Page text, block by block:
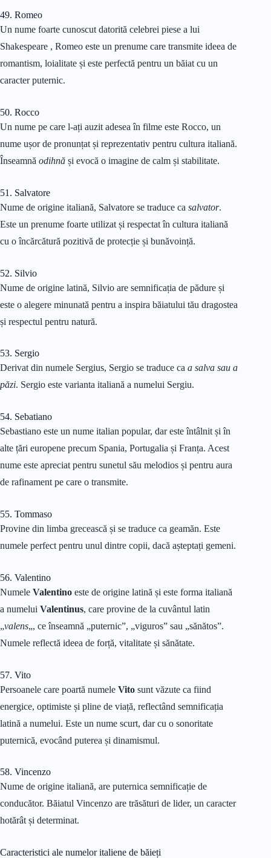
49. Romeo
Un nume foarte cunoscut datorită celebrei piese a lui
Shakespeare , Romeo este un prenume care transmite ideea de
romantism, loialitate și este perfectă pentru un băiat cu un
caracter puternic.
50. Rocco
Un nume pe care l-ați auzit adesea în filme este Rocco, un
nume ușor de pronunțat și reprezentativ pentru cultura italiană.
Înseamnă odihnă și evocă o imagine de calm și stabilitate.
51. Salvatore
Nume de origine italiană, Salvatore se traduce ca salvator.
Este un prenume foarte utilizat și respectat în cultura italiană
cu o încărcătură pozitivă de protecție și bunăvoință.
52. Silvio
Nume de origine latină, Silvio are semnificația de pădure și
este o alegere minunată pentru a inspira băiatului tău dragostea
și respectul pentru natură.
53. Sergio
Derivat din numele Sergius, Sergio se traduce ca a salva sau a
păzi. Sergio este varianta italiană a numelui Sergiu.
54. Sebatiano
Sebastiano este un nume italian popular, dar este întâlnit și în
alte țări europene precum Spania, Portugalia și Franța. Acest
nume este apreciat pentru sunetul său melodios și pentru aura
de rafinament pe care o transmite.
55. Tommaso
Provine din limba grecească și se traduce ca geamăn. Este
numele perfect pentru unul dintre copii, dacă așteptați gemeni.
56. Valentino
Numele Valentino este de origine latină și este forma italiană
a numelui Valentinus, care provine de la cuvântul latin
„valens„, ce înseamnă „puternic”, „viguros” sau „sănătos”.
Numele reflectă ideea de forță, vitalitate și sănătate.
57. Vito
Persoanele care poartă numele Vito sunt văzute ca fiind
energice, optimiste și pline de viață, reflectând semnificația
latină a numelui. Este un nume scurt, dar cu o sonoritate
puternică, evocând puterea și dinamismul.
58. Vincenzo
Nume de origine italiană, are puternica semnificație de
conducător. Băiatul Vincenzo are trăsături de lider, un caracter
hotărât și determinat.
Caracteristici ale numelor italiene de băieți